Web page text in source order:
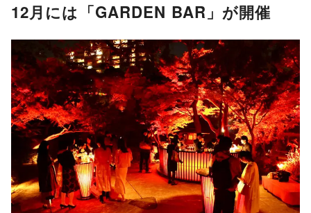
12月には「GARDEN BAR」が開催